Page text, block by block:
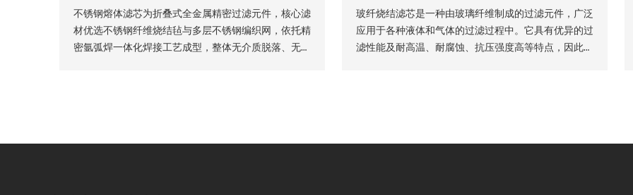
化定制。本厂出品的楔形网滤芯具备滤隙均匀、板面平
整圆润、过滤精度稳定、机械强度高、经久耐用等核心
品质优势。
下
不锈钢熔体滤芯为折叠式全金属精密过滤元件，核心滤
材优选不锈钢纤维烧结毡与多层不锈钢编织网，依托精
密氩弧焊一体化焊接工艺成型，整体无介质脱落、无渗
玻纤烧结滤芯是一种由玻璃纤维制成的过滤元件，广泛
应用于各种液体和气体的过滤过程中。它具有优异的过
滤性能及耐高温、耐腐蚀、抗压强度高等特点，因此在